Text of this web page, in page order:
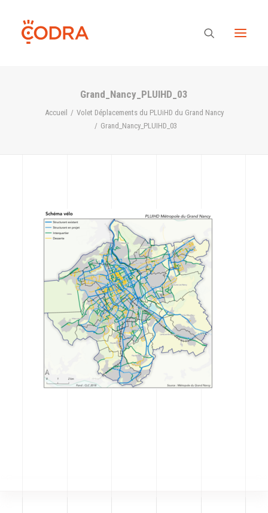
Des valeurs, une équipe
Nos références
CODRA recrute
Contact
Grand_Nancy_PLUIHD_03
Accueil
Volet Déplacements du PLUiHD du Grand Nancy
Grand_Nancy_PLUIHD_03